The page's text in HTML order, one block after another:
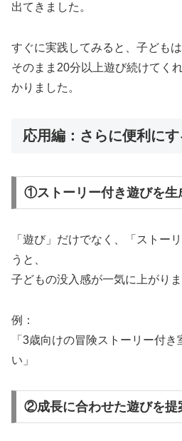
出てきました。
すぐに実践してみると、子どもは
そのまま20分以上遊び続けてく
かりました。
応用編：さらに便利に
①ストーリー付き遊びを生
「遊び」だけでなく、「ストー
うと、
子どもの没入感が一気に上がりま
例：
「3歳向けの冒険ストーリー付
い」
②成長に合わせた遊びを提